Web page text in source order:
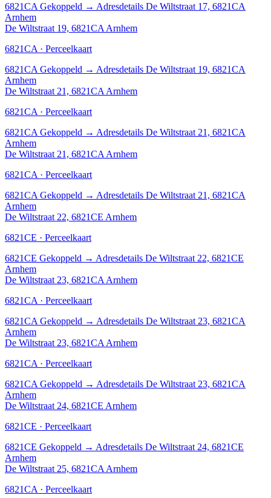
6821CA Gekoppeld → Adresdetails De Wiltstraat 17, 6821CA
Arnhem
De Wiltstraat 19, 6821CA Arnhem
6821CA · Perceelkaart
6821CA Gekoppeld → Adresdetails De Wiltstraat 19, 6821CA
Arnhem
De Wiltstraat 21, 6821CA Arnhem
6821CA · Perceelkaart
6821CA Gekoppeld → Adresdetails De Wiltstraat 21, 6821CA
Arnhem
De Wiltstraat 21, 6821CA Arnhem
6821CA · Perceelkaart
6821CA Gekoppeld → Adresdetails De Wiltstraat 21, 6821CA
Arnhem
De Wiltstraat 22, 6821CE Arnhem
6821CE · Perceelkaart
6821CE Gekoppeld → Adresdetails De Wiltstraat 22, 6821CE
Arnhem
De Wiltstraat 23, 6821CA Arnhem
6821CA · Perceelkaart
6821CA Gekoppeld → Adresdetails De Wiltstraat 23, 6821CA
Arnhem
De Wiltstraat 23, 6821CA Arnhem
6821CA · Perceelkaart
6821CA Gekoppeld → Adresdetails De Wiltstraat 23, 6821CA
Arnhem
De Wiltstraat 24, 6821CE Arnhem
6821CE · Perceelkaart
6821CE Gekoppeld → Adresdetails De Wiltstraat 24, 6821CE
Arnhem
De Wiltstraat 25, 6821CA Arnhem
6821CA · Perceelkaart